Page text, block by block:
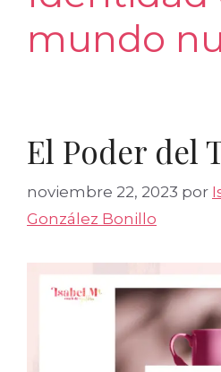
mundo
El Poder del
noviembre 22, 2023 por
González Bonillo